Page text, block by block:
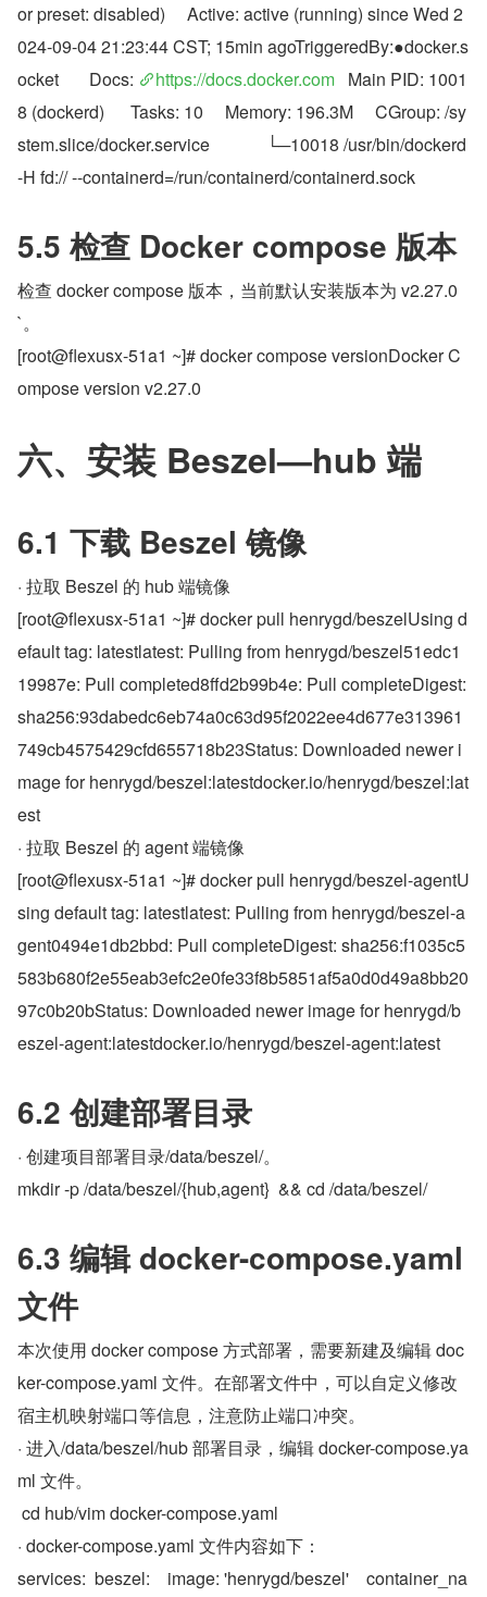
or preset: disabled)     Active: active (running) since Wed 2
024-09-04 21:23:44 CST; 15min agoTriggeredBy:●docker.s
ocket       Docs:
https://docs.docker.com Main PID: 1001
8 (dockerd)      Tasks: 10     Memory: 196.3M     CGroup: /sy
stem.slice/docker.service             └─10018 /usr/bin/dockerd
-H fd:// --containerd=/run/containerd/containerd.sock
5.5 检查 Docker compose 版本
检查 docker compose 版本，当前默认安装版本为 v2.27.0
`。
[root@flexusx-51a1 ~]# docker compose versionDocker C
ompose version v2.27.0
六、安装 Beszel—hub 端
6.1 下载 Beszel 镜像
· 拉取 Beszel 的 hub 端镜像
[root@flexusx-51a1 ~]# docker pull henrygd/beszelUsing d
efault tag: latestlatest: Pulling from henrygd/beszel51edc1
19987e: Pull completed8ffd2b99b4e: Pull completeDigest:
sha256:93dabedc6eb74a0c63d95f2022ee4d677e313961
749cb4575429cfd655718b23Status: Downloaded newer i
mage for henrygd/beszel:latestdocker.io/henrygd/beszel:lat
est
· 拉取 Beszel 的 agent 端镜像
[root@flexusx-51a1 ~]# docker pull henrygd/beszel-agentU
sing default tag: latestlatest: Pulling from henrygd/beszel-a
gent0494e1db2bbd: Pull completeDigest: sha256:f1035c5
583b680f2e55eab3efc2e0fe33f8b5851af5a0d0d49a8bb20
97c0b20bStatus: Downloaded newer image for henrygd/b
eszel-agent:latestdocker.io/henrygd/beszel-agent:latest
6.2 创建部署目录
· 创建项目部署目录/data/beszel/。
mkdir -p /data/beszel/{hub,agent}  && cd /data/beszel/
6.3 编辑 docker-compose.yaml
文件
本次使用 docker compose 方式部署，需要新建及编辑 doc
ker-compose.yaml 文件。在部署文件中，可以自定义修改
宿主机映射端口等信息，注意防止端口冲突。
· 进入/data/beszel/hub 部署目录，编辑 docker-compose.ya
ml 文件。
cd hub/vim docker-compose.yaml
· docker-compose.yaml 文件内容如下：
services:  beszel:    image: 'henrygd/beszel'    container_na